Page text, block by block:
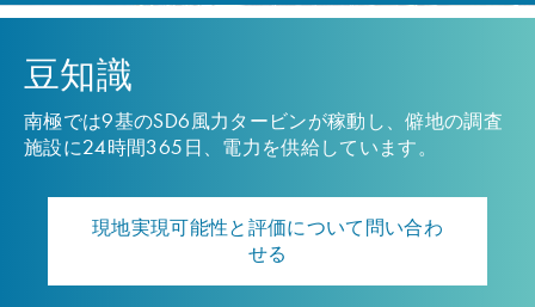
豆知識
南極では9基のSD6風力タービンが稼動し、僻地の調査
施設に24時間365日、電力を供給しています。
現地実現可能性と評価について問い合わ
せる